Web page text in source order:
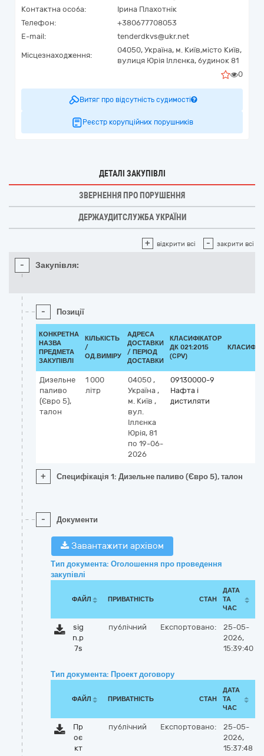
Контактна особа:
Ірина Плахотнік
Телефон:
+380677708053
E-mail:
tenderdkvs@ukr.net
Місцезнаходження:
04050, Україна, м. Київ,місто Київ,
вулиця Юрія Іллєнка, будинок 81
0
Витяг про відсутність судимості
Реєстр корупційних порушників
ДЕТАЛІ ЗАКУПІВЛІ
ЗВЕРНЕННЯ ПРО ПОРУШЕННЯ
ДЕРЖАУДИТСЛУЖБА УКРАЇНИ
+ відкрити всі - закрити всі
- Закупівля:
- Позиції
КОНКРЕТНА
НАЗВА
ПРЕДМЕТА
ЗАКУПІВЛІ
КІЛЬКІСТЬ
/
ОД.ВИМІРУ
АДРЕСА
ДОСТАВКИ
/ ПЕРІОД
ДОСТАВКИ
КЛАСИФІКАТОР
ДК 021:2015
(CPV)
Дизельне
паливо
(Євро 5),
талон
1 000
літр
04050 ,
Україна ,
м. Київ ,
вул.
Іллєнка
Юрія, 81
по 19-06-
2026
09130000-9
Нафта і
дистиляти
+ Специфікація 1: Дизельне паливо (Євро 5), талон
- Документи
Завантажити архівом
Тип документа: Оголошення про проведення
закупівлі
ФАЙЛ ПРИВАТНІСТЬ СТАН
ДАТА
ТА
ЧАС
sig
n.p
7s
публічний Експортовано:
25-05-
2026,
15:39:40
Тип документа: Проект договору
ФАЙЛ ПРИВАТНІСТЬ СТАН
ДАТА
ТА
ЧАС
Пр
оє
кт
публічний Експортовано:
25-05-
2026,
15:37:48